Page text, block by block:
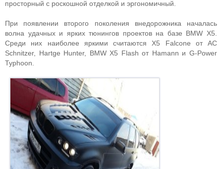
просторный с роскошной отделкой и эргономичный.
При появлении второго поколения внедорожника началась
волна удачных и ярких тюнингов проектов на базе BMW X5.
Среди них наиболее яркими считаются X5 Falcone от AC
Schnitzer, Hartge Hunter, BMW X5 Flash от Hamann и G-Power
Typhoon.